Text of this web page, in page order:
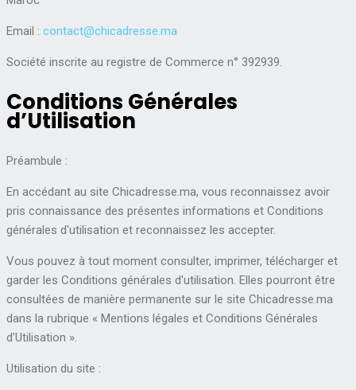
Email : contact@chicadresse.ma
Société inscrite au registre de Commerce n° 392939.
Conditions Générales
d’Utilisation
Préambule :
En accédant au site Chicadresse.ma, vous reconnaissez avoir
pris connaissance des présentes informations et Conditions
générales d'utilisation et reconnaissez les accepter.
Vous pouvez à tout moment consulter, imprimer, télécharger et
garder les Conditions générales d'utilisation. Elles pourront être
consultées de manière permanente sur le site Chicadresse.ma
dans la rubrique « Mentions légales et Conditions Générales
d’Utilisation ».
Utilisation du site :